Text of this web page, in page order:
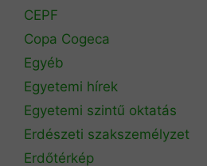
CEPF
Copa Cogeca
Egyéb
Egyetemi hírek
Egyetemi szintű oktatás
Erdészeti szakszemélyzet
Erdőtérkép